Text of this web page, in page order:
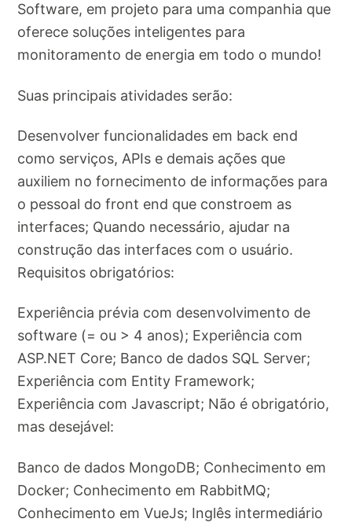
Software, em projeto para uma companhia que
oferece soluções inteligentes para
monitoramento de energia em todo o mundo!
Suas principais atividades serão:
Desenvolver funcionalidades em back end
como serviços, APIs e demais ações que
auxiliem no fornecimento de informações para
o pessoal do front end que constroem as
interfaces; Quando necessário, ajudar na
construção das interfaces com o usuário.
Requisitos obrigatórios:
Experiência prévia com desenvolvimento de
software (= ou > 4 anos); Experiência com
ASP.NET Core; Banco de dados SQL Server;
Experiência com Entity Framework;
Experiência com Javascript; Não é obrigatório,
mas desejável:
Banco de dados MongoDB; Conhecimento em
Docker; Conhecimento em RabbitMQ;
Conhecimento em VueJs; Inglês intermediário